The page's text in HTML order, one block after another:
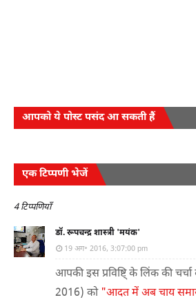
आपको ये पोस्ट पसंद आ सकती हैं
एक टिप्पणी भेजें
4 टिप्पणियाँ
डॉ. रूपचन्द्र शास्त्री 'मयंक'
19 अग॰ 2016, 3:07:00 pm
आपकी इस प्रविष्टि् के लिंक की
2016) को "आदत में अब चाय